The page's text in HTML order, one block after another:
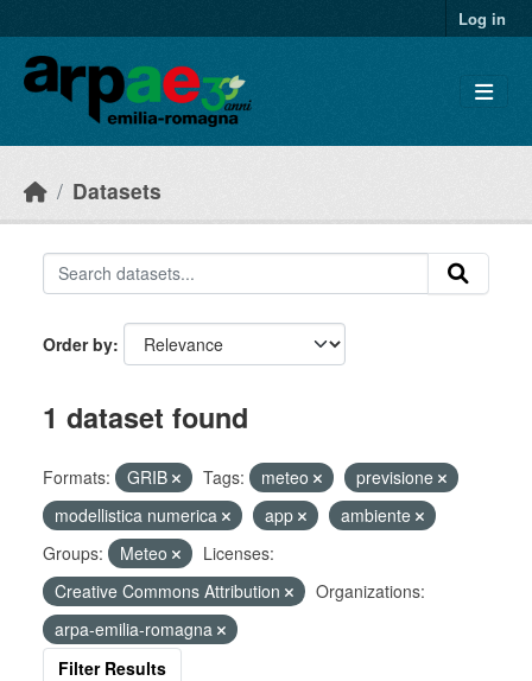
Log in
Datasets
Order by
1 dataset found
Formats: GRIB Tags: meteo
previsione
modellistica numerica
app
ambiente
Groups:
Meteo
Licenses:
Creative Commons Attribution
Organizations:
arpa-emilia-romagna
Filter Results